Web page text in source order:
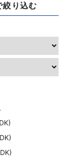
絞り込む